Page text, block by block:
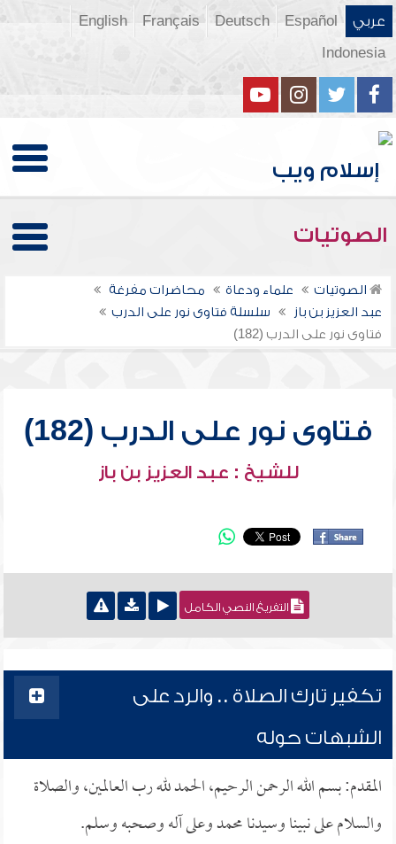
عربي Español
Deutsch
Français
English
Indonesia
الصوتيات
الصوتيات علماء ودعاة
محاضرات مفرغة
عبد العزيز بن باز
سلسلة فتاوى نور على الدرب
فتاوى نور على الدرب (182)
فتاوى نور على الدرب (182)
للشيخ : عبد العزيز بن باز
التفريغ النصي الكامل
تكفير تارك الصلاة .. والرد على
الشبهات حوله
المقدم: بسم الله الرحمن الرحيم، الحمد لله رب العالمين، والصلاة
والسلام على نبينا وسيدنا محمد وعلى آله وصحبه وسلم.